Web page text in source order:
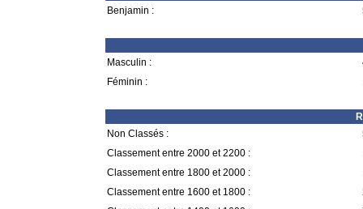
Benjamin :
Masculin :
Féminin :
Non Classés :
Classement entre 2000 et 2200 :
Classement entre 1800 et 2000 :
Classement entre 1600 et 1800 :